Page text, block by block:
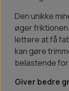
Den unikke
øger
lettere at få
kan gøre
belastende
Giver bedre